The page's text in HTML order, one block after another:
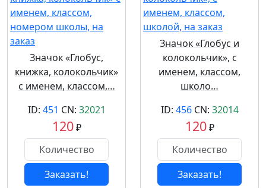
Значок «Глобус,
книжка, колокольчик»
с именем, классом,…
ID: 451 CN: 32021
120₽
Заказать!
Значок «Глобус и
колокольчик», с
именем, классом,
школо…
ID: 456CN: 32014
120₽
Заказать!